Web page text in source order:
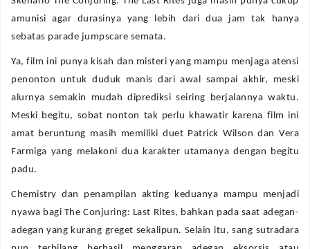
amunisi agar durasinya yang lebih dari dua jam tak hanya
sebatas parade jumpscare semata.
Ya, film ini punya kisah dan misteri yang mampu menjaga atensi
penonton untuk duduk manis dari awal sampai akhir, meski
alurnya semakin mudah diprediksi seiring berjalannya waktu.
Meski begitu, sobat nonton tak perlu khawatir karena film ini
amat beruntung masih memiliki duet Patrick Wilson dan Vera
Farmiga yang melakoni dua karakter utamanya dengan begitu
padu.
Chemistry dan penampilan akting keduanya mampu menjadi
nyawa bagi The Conjuring: Last Rites, bahkan pada saat adegan-
adegan yang kurang greget sekalipun. Selain itu, sang sutradara